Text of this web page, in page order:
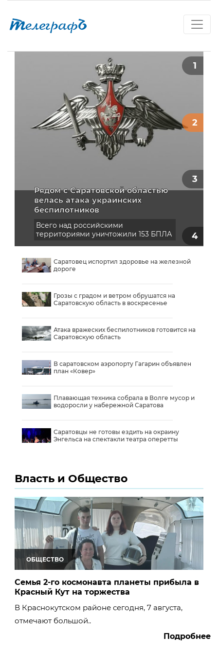
В Саратове за 6 миллионов
рублей увеличат число платных
Место размещения не называется
Саратовец испортил здоровье на железной
дороге
Грозы с градом и ветром обрушатся на
Саратовскую область в воскресенье
Атака вражеских беспилотников готовится на
Саратовскую область
В саратовском аэропорту Гагарин объявлен
план «Ковер»
Плавающая техника собрала в Волге мусор и
водоросли у набережной Саратова
Саратовцы не готовы ездить на окраину
Энгельса на спектакли театра оперетты
чествовали спортсменов и тренировали
детей
В Саратове в сгоревшем доме обнаружили
тело женщины
Пожар на мусорной свалке в Энгельсе
потушили на 50 процентов
колледжа имени Яблочкова в Саратове
На поле в Саратовской области столкнулись
КамАЗ и УАЗ, погибла женщина
Власть и Общество
ОБЩЕСТВО
Семья 2-го космонавта планеты прибыла в
Красный Кут на торжества
В Краснокутском районе сегодня, 7 августа,
отмечают большой..
Подробнее